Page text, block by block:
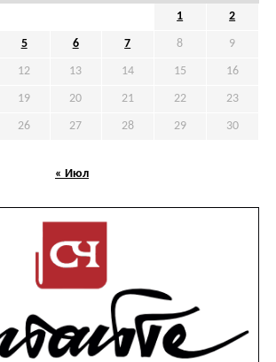
1 2
5 6 7 8 9
12 13 14 15 16
19 20 21 22 23
26 27 28 29 30
« Июл